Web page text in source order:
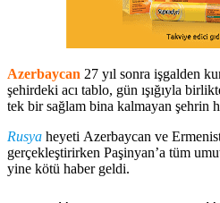
Azerbaycan 27 yıl sonra işgalden
şehirdeki acı tablo, gün ışığıyla
tek bir sağlam bina kalmayan şehrin
Rusya heyeti Azerbaycan ve
gerçekleştirirken Paşinyan’a tüm
yine kötü haber geldi.